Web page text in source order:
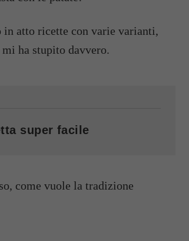
in atto ricette con varie varianti,
ha stupito davvero.
super facile
come vuole la tradizione